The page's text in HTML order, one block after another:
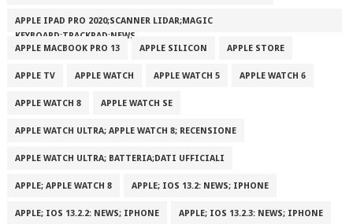
APPLE IPAD PRO 2020;SCANNER LIDAR;MAGIC
KEYBOARD;TRACKPAD;NEWS
APPLE MACBOOK PRO 13
APPLE SILICON APPLE STORE
APPLE TV APPLE WATCH APPLE WATCH 5 APPLE WATCH 6
APPLE WATCH 8 APPLE WATCH SE
APPLE WATCH ULTRA; APPLE WATCH 8; RECENSIONE
APPLE WATCH ULTRA; BATTERIA;DATI UFFICIALI
APPLE; APPLE WATCH 8 APPLE; IOS 13.2: NEWS; IPHONE
APPLE; IOS 13.2.2: NEWS; IPHONE APPLE; IOS 13.2.3: NEWS; IPHONE